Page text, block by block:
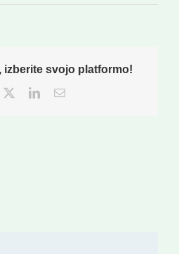
izberite svojo platformo!
TwitterLinkedInEmail